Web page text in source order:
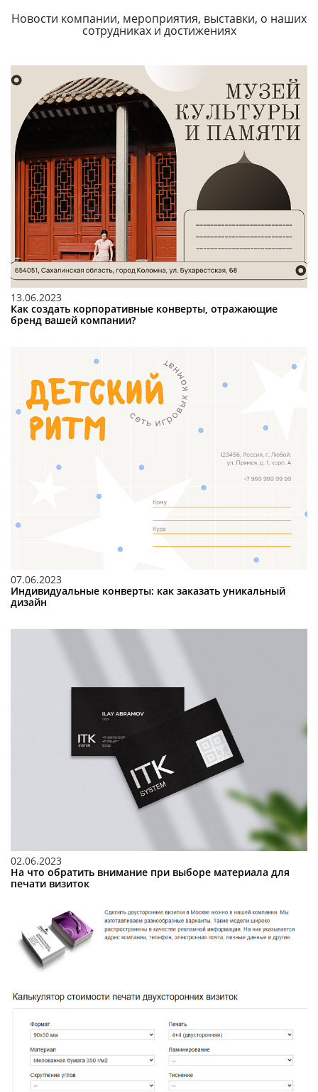
Новости компании, мероприятия, выставки, о наших
сотрудниках и достижениях
13.06.2023
Как создать корпоративные конверты, отражающие
бренд вашей компании?
07.06.2023
Индивидуальные конверты: как заказать уникальный
дизайн
02.06.2023
На что обратить внимание при выборе материала для
печати визиток